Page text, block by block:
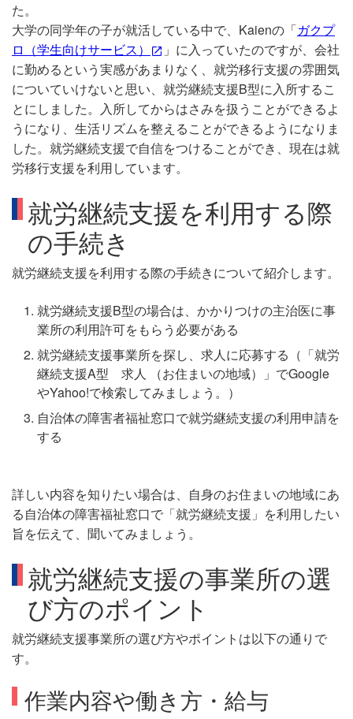
た。
大学の同学年の子が就活している中で、Kaienの「ガクプ
ロ（学生向けサービス）
」に入っていたのですが、会社
に勤めるという実感があまりなく、就労移行支援の雰囲気
についていけないと思い、就労継続支援B型に入所するこ
とにしました。入所してからはさみを扱うことができるよ
うになり、生活リズムを整えることができるようになりま
した。就労継続支援で自信をつけることができ、現在は就
労移行支援を利用しています。
就労継続支援を利用する際
の手続き
就労継続支援を利用する際の手続きについて紹介します。
就労継続支援B型の場合は、かかりつけの主治医に事
業所の利用許可をもらう必要がある
就労継続支援事業所を探し、求人に応募する（「就労
継続支援A型 求人 （お住まいの地域）」でGoogle
やYahoo!で検索してみましょう。）
自治体の障害者福祉窓口で就労継続支援の利用申請を
する
詳しい内容を知りたい場合は、自身のお住まいの地域にあ
る自治体の障害福祉窓口で「就労継続支援」を利用したい
旨を伝えて、聞いてみましょう。
就労継続支援の事業所の選
び方のポイント
就労継続支援事業所の選び方やポイントは以下の通りで
す。
作業内容や働き方・給与